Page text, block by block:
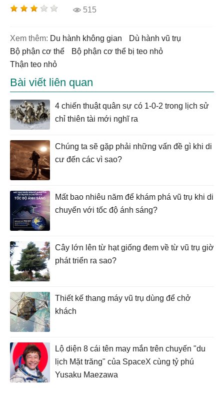
515
Xem thêm: du hành không gian
dù hành vũ trụ
bộ phận cơ thể
bộ phận cơ thể bị teo nhỏ
thận teo nhỏ
Bài viết liên quan
4 chiến thuật quân sự có 1-0-2 trong lịch sử
chỉ thiên tài mới nghĩ ra
Chúng ta sẽ gặp phải những vấn đề gì khi di
cư đến các vì sao?
Mất bao nhiêu năm để khám phá vũ trụ khi di
chuyển với tốc độ ánh sáng?
Cây lớn lên từ hạt giống đem về từ vũ trụ giờ
phát triển ra sao?
Thiết kế thang máy vũ trụ dùng để chở
khách
Lộ diện 8 cái tên may mắn trên chuyến "du
lịch Mặt trăng" của SpaceX cùng tỷ phú
Yusaku Maezawa